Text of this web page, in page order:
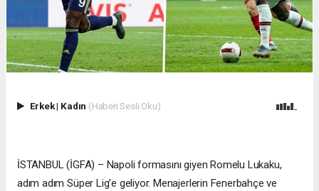
Erkek| Kadın (Haberi Sesli Oku)
İSTANBUL (İGFA) – Napoli formasını giyen Romelu Lukaku,
adım adım Süper Lig’e geliyor. Menajerlerin Fenerbahçe ve